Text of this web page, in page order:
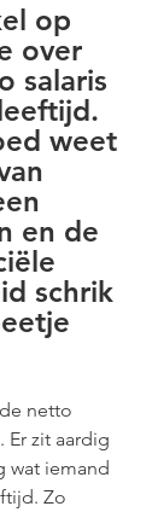
op
over
salaris
weet
en de
schrik
netto
Er zit aardig
wat iemand
Zo